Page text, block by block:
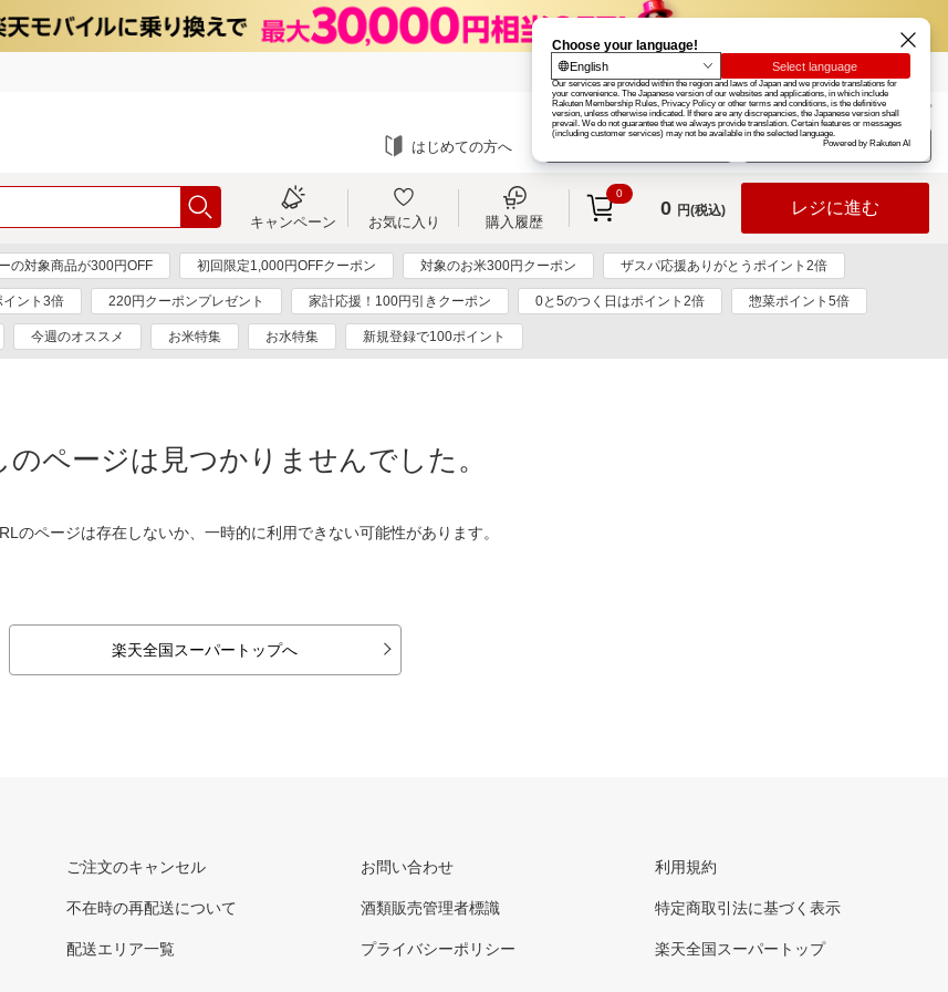
楽天グループ カード
お知らせ ヘルプ
はじめての方へ ログイン
キャンペーン お気に入り 購入履歴
0
0 円(税込) レジに進む
の対象商品が300円OFF 初回限定1,000円OFFクーポン 対象のお米300円クーポン ザスパ応援ありがとうポイント2倍
イント3倍 220円クーポンプレゼント 家計応援！100円引きクーポン 0と5のつく日はポイント2倍 惣菜ポイント5倍
今週のオススメ お米特集 お水特集 新規登録で100ポイント
のページは見つかりませんでした。
のページは存在しないか、一時的に利用できない可能性があります。
楽天全国スーパートップへ
ご注文のキャンセル
不在時の再配送について
配送エリア一覧
お問い合わせ
酒類販売管理者標識
プライバシーポリシー
利用規約
特定商取引法に基づく表示
楽天全国スーパートップ